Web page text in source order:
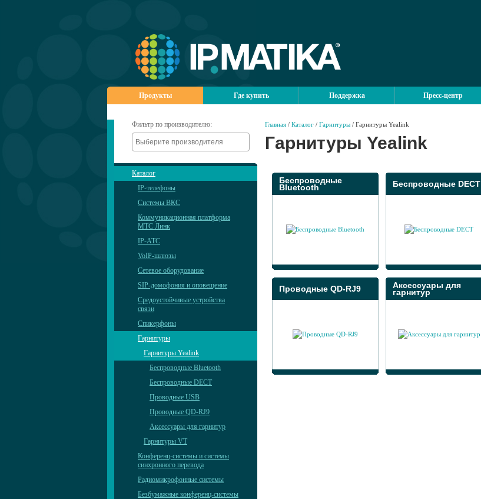
Продукты Где купить Поддержка Пресс-центр
Фильтр по производителю:
Каталог
IP-телефоны
Системы ВКС
Коммуникационная платформа
МТС Линк
IP-АТС
VoIP-шлюзы
Сетевое оборудование
SIP-домофония и оповещение
Средоустойчивые устройства
связи
Спикерфоны
Гарнитуры
Гарнитуры Yealink
Беспроводные Bluetooth
Беспроводные DECT
Проводные USB
Проводные QD-RJ9
Аксессуары для гарнитур
Гарнитуры VT
Конференц-системы и системы
синхронного перевода
Радиомикрофонные системы
Безбумажные конференц-системы
Главная / Каталог / Гарнитуры / Гарнитуры Yealink
Гарнитуры Yealink
Беспроводные
Bluetooth Беспроводные DECT
Проводные QD-RJ9 Аксессуары для
гарнитур